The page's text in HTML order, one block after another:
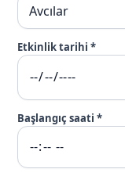
Etkinlik tarihi *
Başlangıç saati *